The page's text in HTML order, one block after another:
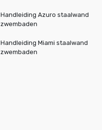
Handleiding Azuro staalwand
zwembaden
Handleiding Miami staalwand
zwembaden